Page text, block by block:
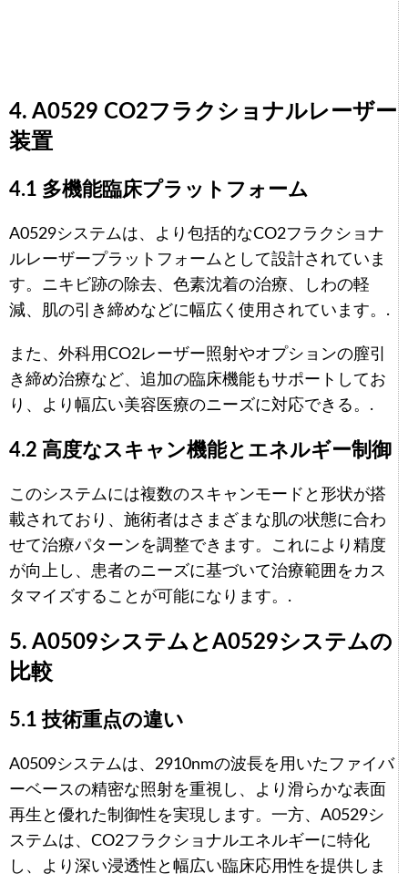
4. A0529 CO2フラクショナルレーザー
装置
4.1 多機能臨床プラットフォーム
A0529システムは、より包括的なCO2フラクショナ
ルレーザープラットフォームとして設計されていま
す。ニキビ跡の除去、色素沈着の治療、しわの軽
減、肌の引き締めなどに幅広く使用されています。.
また、外科用CO2レーザー照射やオプションの膣引
き締め治療など、追加の臨床機能もサポートしてお
り、より幅広い美容医療のニーズに対応できる。.
4.2 高度なスキャン機能とエネルギー制御
このシステムには複数のスキャンモードと形状が搭
載されており、施術者はさまざまな肌の状態に合わ
せて治療パターンを調整できます。これにより精度
が向上し、患者のニーズに基づいて治療範囲をカス
タマイズすることが可能になります。.
5. A0509システムとA0529システムの
比較
5.1 技術重点の違い
A0509システムは、2910nmの波長を用いたファイバ
ーベースの精密な照射を重視し、より滑らかな表面
再生と優れた制御性を実現します。一方、A0529シ
ステムは、CO2フラクショナルエネルギーに特化
し、より深い浸透性と幅広い臨床応用性を提供しま